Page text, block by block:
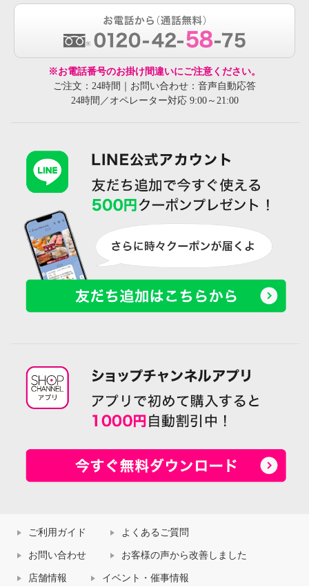
※お電話番号のお掛け間違いにご注意ください。
ご注文：24時間｜お問い合わせ：音声自動応答
24時間／オペレーター対応 9:00～21:00
ご利用ガイド よくあるご質問
お問い合わせ お客様の声から改善しました
店舗情報 イベント・催事情報